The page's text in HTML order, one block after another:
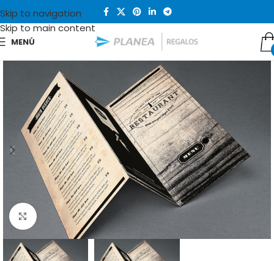
Skip to navigation
Skip to main content
MENÚ
Clic para ampliar